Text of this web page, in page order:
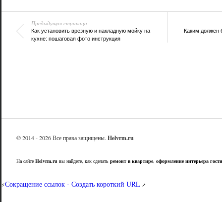
Предыдущая страница
Как установить врезную и накладную мойку на
кухне: пошаговая фото инструкция
Каким должен
© 2014 - 2026 Все права защищены. Helvrm.ru
На сайте Helvrm.ru вы найдете, как сделать ремонт в квартире, оформление интерьера
⚡Сокращение ссылок - Создать короткий URL↗